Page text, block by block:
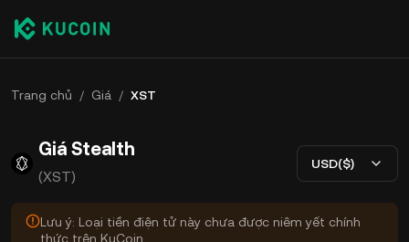
Trang chủ / Giá / XST
Giá Stealth
(XST)
USD($)
Lưu ý: Loại tiền điện tử này chưa được niêm yết chính
thức trên KuCoin.